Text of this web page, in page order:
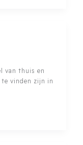
van thuis en
vinden zijn in